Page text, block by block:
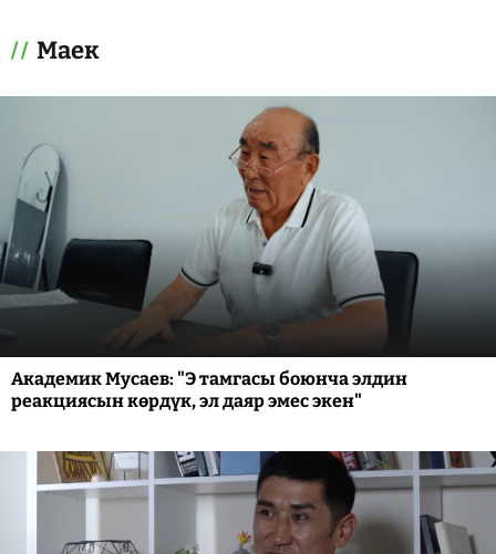
Маек
Академик Мусаев: "Э тамгасы боюнча элдин
реакциясын көрдүк, эл даяр эмес экен"